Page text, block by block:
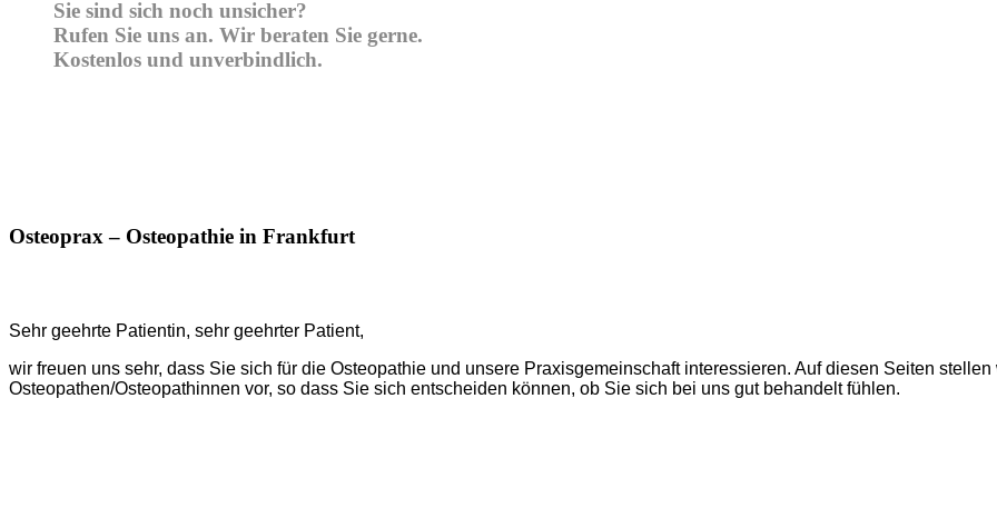
Sie sind sich noch unsicher?
Rufen Sie uns an. Wir beraten Sie gerne.
Kostenlos und unverbindlich.
Osteoprax – Osteopathie in Frankfurt
Sehr geehrte Patientin, sehr geehrter Patient,
wir freuen uns sehr, dass Sie sich für die Osteopathie und unsere Praxisgemeinschaft interessieren. Auf diesen Seiten
Osteopathen/Osteopathinnen vor, so dass Sie sich entscheiden können, ob Sie sich bei uns gut behandelt fühlen.